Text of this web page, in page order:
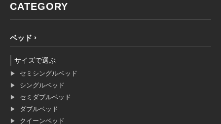
CATEGORY
ベッド
サイズで選ぶ
セミシングルベッド
シングルベッド
セミダブルベッド
ダブルベッド
クイーンベッド